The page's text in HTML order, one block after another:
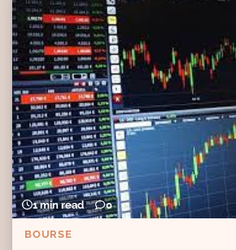
1 min read 0
BOURSE